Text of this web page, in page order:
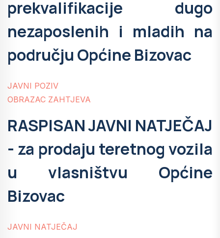
prekvalifikacije dugo
nezaposlenih i mladih na
području Općine Bizovac
JAVNI POZIV
OBRAZAC ZAHTJEVA
RASPISAN JAVNI NATJEČAJ
- za prodaju teretnog vozila
u vlasništvu Općine
Bizovac
JAVNI NATJEČAJ